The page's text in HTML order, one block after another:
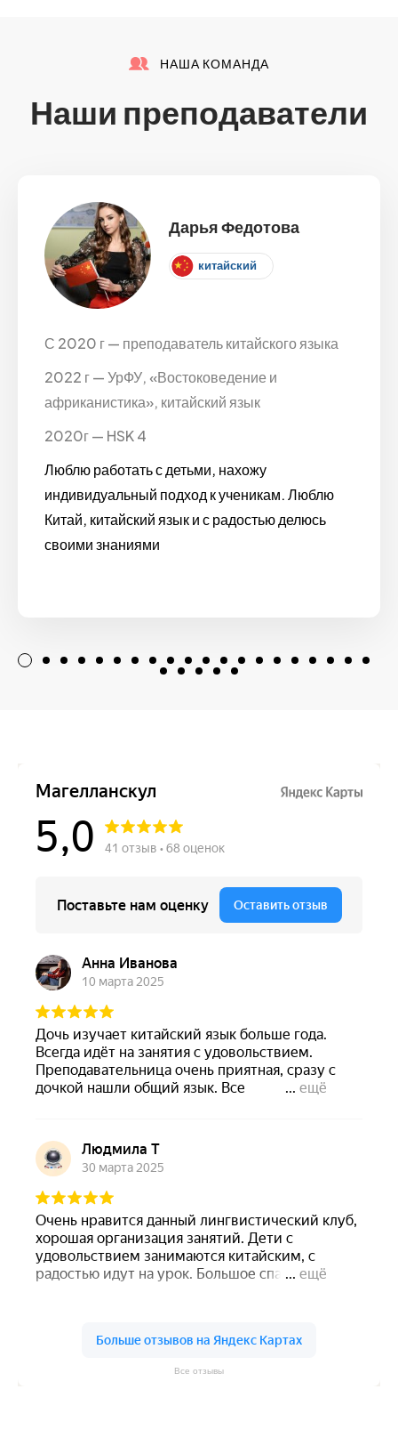
НАША КОМАНДА
Наши преподаватели
Дарья Федотова
китайский
С 2020 г — преподаватель китайского языка
2022 г — УрФУ, «Востоковедение и
африканистика», китайский язык
2020г — HSK 4
Люблю работать с детьми, нахожу
индивидуальный подход к ученикам. Люблю
Китай, китайский язык и с радостью делюсь
своими знаниями
Все отзывы